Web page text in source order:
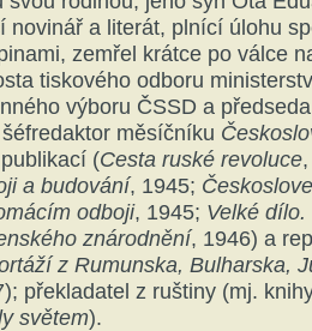
novinář a literát, plnící úlohu
zemřel krátce po válce
tiskového odboru
výboru ČSSD a
měsíčníku
(Cesta ruské revoluce
a budování, 1945;
odboji, 1945; Velké
znárodnění, 1946) a
z Rumunska, Bulharska,
překladatel z ruštiny (mj.
světem).